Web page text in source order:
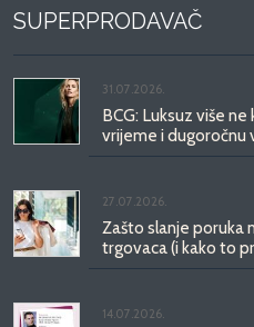
SUPERPRODAVAČ
31.07.2026.
BCG: Luksuz više
vrijeme i dugoročnu
27.07.2026.
Zašto slanje poruka
trgovaca (i kako to
14.07.2026.